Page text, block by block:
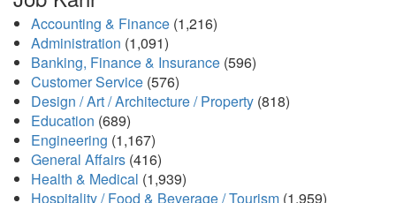
Accounting & Finance (1,216)
Administration (1,091)
Banking, Finance & Insurance (596)
Customer Service (576)
Design / Art / Architecture / Property (818)
Education (689)
Engineering (1,167)
General Affairs (416)
Health & Medical (1,939)
Hospitality / Food & Beverage / Tourism (1,959)